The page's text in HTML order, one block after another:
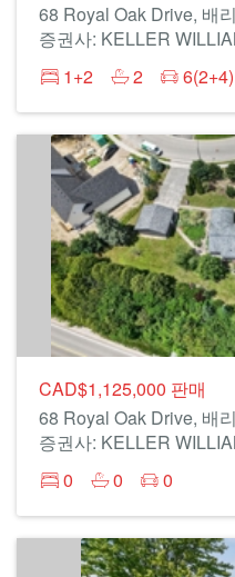
68 Royal Oak Drive, 배리
증권사: KELLER
1+2
2 6(2+4)
CAD$1,125,000 판매
68 Royal Oak Drive, 배리
증권사: KELLER
0
0 0